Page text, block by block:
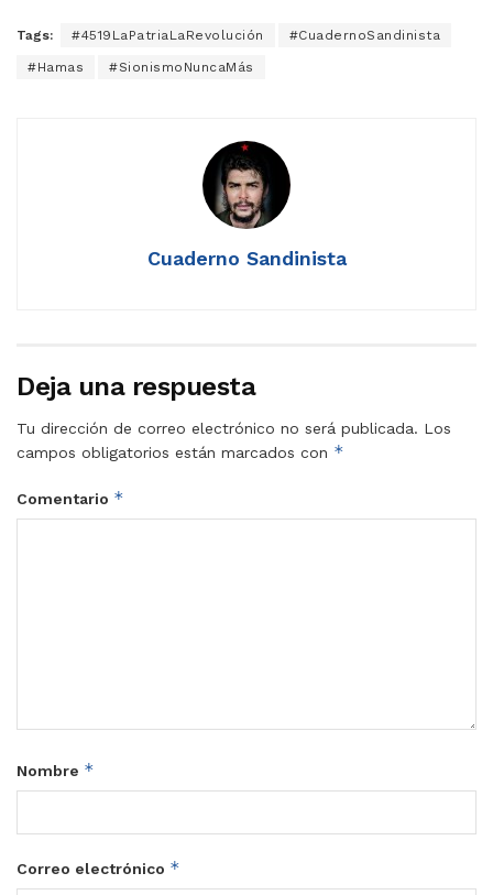
Tags: #4519LaPatriaLaRevolución #CuadernoSandinista
#Hamas #SionismoNuncaMás
Cuaderno Sandinista
Deja una respuesta
Tu dirección de correo electrónico no será publicada. Los
campos obligatorios están marcados con *
Comentario *
Nombre *
Correo electrónico *